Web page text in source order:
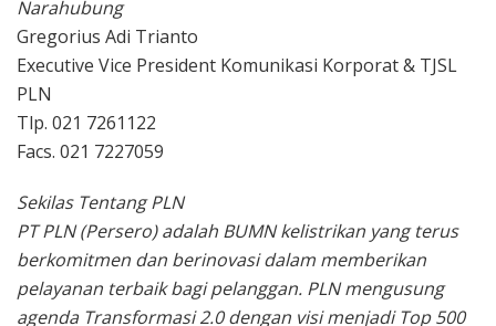
Narahubung
Gregorius Adi Trianto
Executive Vice President Komunikasi Korporat & TJSL
PLN
Tlp. 021 7261122
Facs. 021 7227059
Sekilas Tentang PLN
PT PLN (Persero) adalah BUMN kelistrikan yang terus
berkomitmen dan berinovasi dalam memberikan
pelayanan terbaik bagi pelanggan. PLN mengusung
agenda Transformasi 2.0 dengan visi menjadi Top 500